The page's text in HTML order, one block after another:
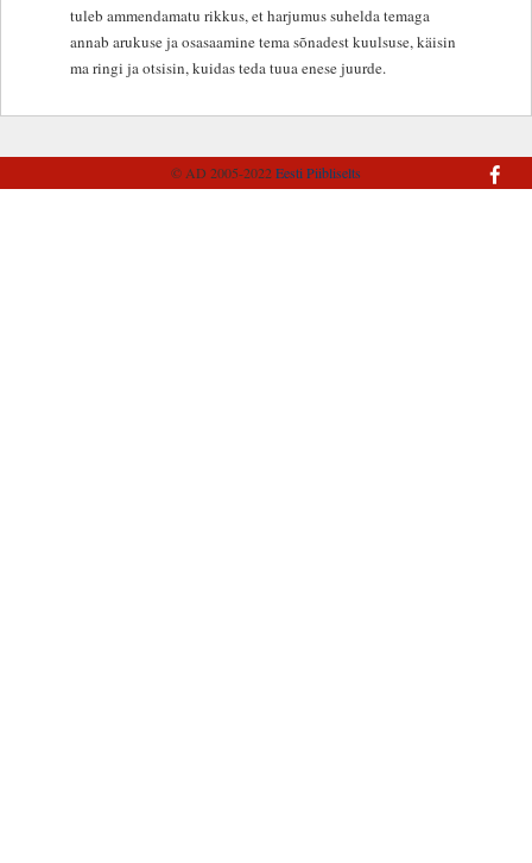
tuleb ammendamatu rikkus, et harjumus suhelda temaga
annab arukuse ja osasaamine tema sõnadest kuulsuse, käisin
ma ringi ja otsisin, kuidas teda tuua enese juurde.
© AD 2005-2022Eesti Piibliselts